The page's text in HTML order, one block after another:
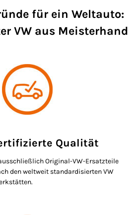
für ein Weltauto:
VW aus Meisterhand
Qualität
Original-VW-Ersatzteile
den weltweit standardisierten VW